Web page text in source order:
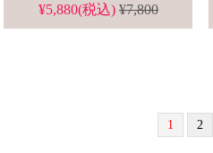
¥5,880(税込)¥7,800
1 2